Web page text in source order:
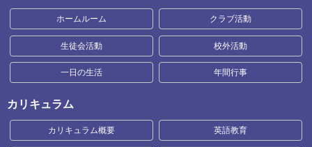
ホームルーム クラブ活動
生徒会活動 校外活動
一日の生活 年間行事
カリキュラム
カリキュラム概要 英語教育